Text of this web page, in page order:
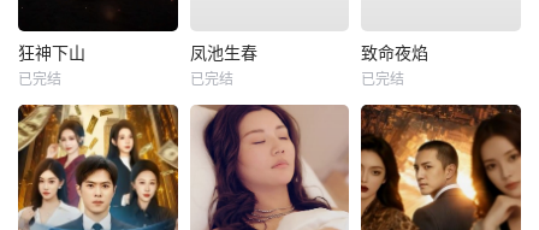
狂神下山
已完结
凤池生春
已完结
致命夜焰
已完结